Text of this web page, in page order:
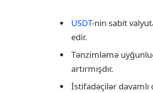
USDT-nin sabit
edir.
Tənzimləmə
artırmışdır.
İstifadəçilər